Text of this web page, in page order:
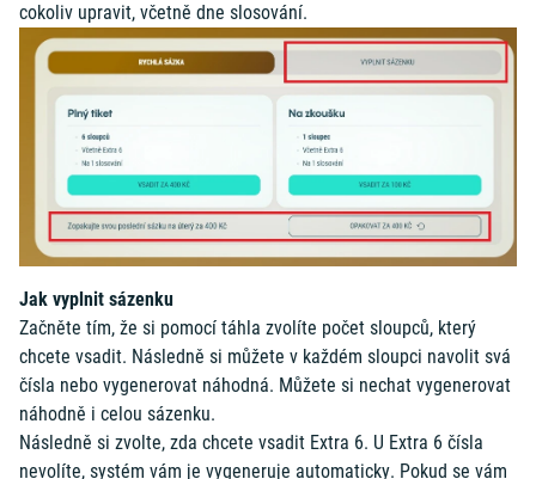
cokoliv upravit, včetně dne slosování.
Jak vyplnit sázenku
Začněte tím, že si pomocí táhla zvolíte počet sloupců, který
chcete vsadit. Následně si můžete v každém sloupci navolit svá
čísla nebo vygenerovat náhodná. Můžete si nechat vygenerovat
náhodně i celou sázenku.
Následně si zvolte, zda chcete vsadit Extra 6. U Extra 6 čísla
nevolíte, systém vám je vygeneruje automaticky. Pokud se vám